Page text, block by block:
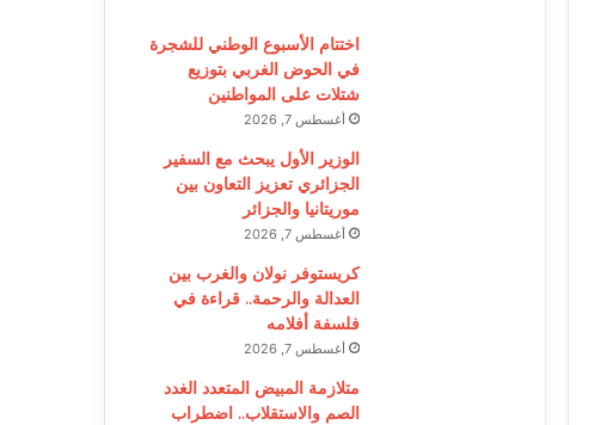
اختتام الأسبوع الوطني للشجرة
في الحوض الغربي بتوزيع
شتلات على المواطنين
أغسطس 7, 2026
الوزير الأول يبحث مع السفير
الجزائري تعزيز التعاون بين
موريتانيا والجزائر
أغسطس 7, 2026
كريستوفر نولان والغرب بين
العدالة والرحمة.. قراءة في
فلسفة أفلامه
أغسطس 7, 2026
متلازمة المبيض المتعدد الغدد
الصم والاستقلاب.. اضطراب